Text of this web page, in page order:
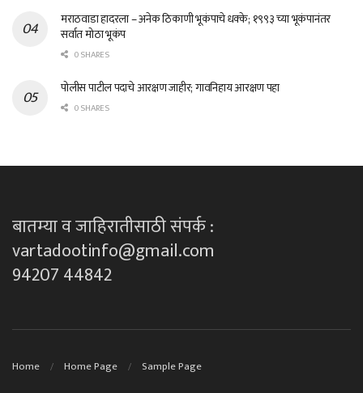
मराठवाडा हादरला – अनेक ठिकाणी भूकंपाचे धक्के; १९९३ च्या भूकंपानंतर
सर्वात मोठा भूकंप
0 SHARES
पोलीस पाटील पदाचे आरक्षण जाहीर; गावनिहाय आरक्षण पहा
0 SHARES
बातम्या व जाहिरातीसाठी संपर्क :
vartadootinfo@gmail.com
94207 44842
Home Home Page Sample Page